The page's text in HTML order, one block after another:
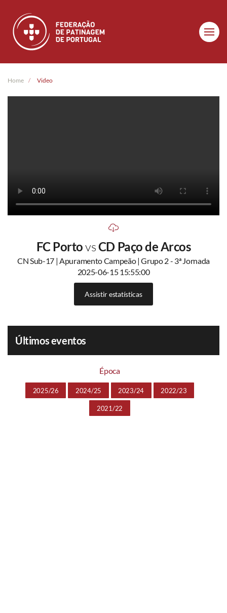
Skip to main content
Home Video
FC PortovsCD Paço de Arcos
CN Sub-17 | Apuramento Campeão | Grupo 2 - 3ª Jornada
2025-06-15 15:55:00
Assistir estatísticas
Últimos eventos
Época
2025/26 2024/25 2023/24 2022/23
2021/22